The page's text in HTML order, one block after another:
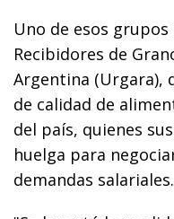
Uno de esos
Recibidores de
Argentina (Urgara),
de calidad de
del país, quienes
huelga para
demandas salariales.